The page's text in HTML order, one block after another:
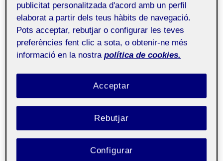
BeReal, a diferència de la resta de xarxes socials,
no tracta de fer una publicació i esperar a rebre
«likes » i comentaris, sinó que un cop al dia envia
una notificació als seus usuaris perquè facin una
fotografia del moment en el qual es troben, sense
la possibilitat d’edició o penjar fotografies ja fetes,
han de ser del moment exacte i en publicar la
imatge, llavors permet veure el que les persones
que segueixen hagin penjat. D’aquesta forma evita
el que Instagram provoca, la necessitat de
competir entre els usuaris.
publicitat personalitzada d'acord amb un perfil
elaborat a partir dels teus hàbits de navegació.
Pots acceptar, rebutjar o configurar les teves
preferències fent clic a sota, o obtenir-ne més
informació en la nostra política de cookies.
Rebutjar
Acceptar
Configurar